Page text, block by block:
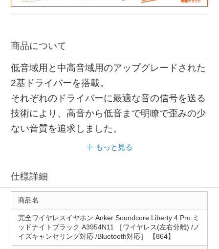
商品について
低音域用と中高音域用のアップグレードされた
2基ドライバーを搭載。
それぞれのドライバーに最適な音の信号を送る
技術により、高音から低音まで明瞭で歪みの少
ない音質を追求しました。
もっと見る
仕様詳細
商品名
完全ワイヤレスイヤホン Anker Soundcore Liberty 4 Pro ミ
ッドナイトブラック A3954N11 ［ワイヤレス(左右分離) /ノ
イズキャンセリング対応 /Bluetooth対応］ 【864】